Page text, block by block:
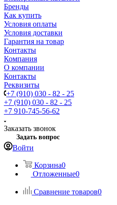
Бренды
Как купить
Условия оплаты
Условия доставки
Гарантия на товар
Контакты
Компания
О компании
Контакты
Реквизиты
+7 (910) 030 - 82 - 25
+7 (910) 030 - 82 - 25
+7 910-745-56-62
Заказать звонок
Задать вопрос
Войти
Корзина0
Отложенные0
Сравнение товаров0